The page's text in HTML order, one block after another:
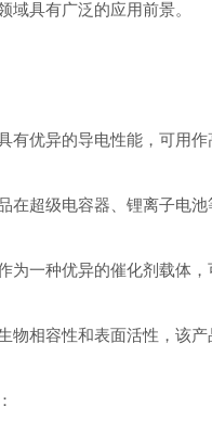
域具有广泛的应用前景。
优异的导电性能，可用作
超级电容器、锂离子电池
一种优异的催化剂载体，
相容性和表面活性，该产